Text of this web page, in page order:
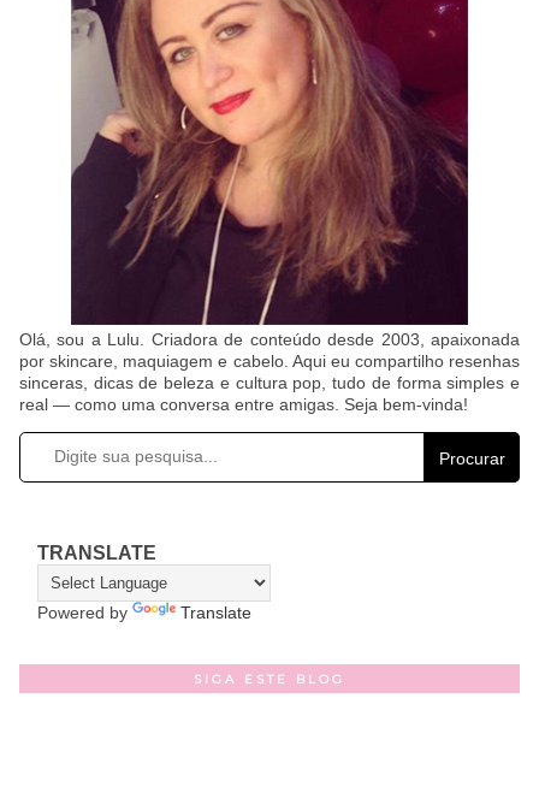
Olá, sou a Lulu. Criadora de conteúdo desde 2003, apaixonada
por skincare, maquiagem e cabelo. Aqui eu compartilho resenhas
sinceras, dicas de beleza e cultura pop, tudo de forma simples e
real — como uma conversa entre amigas. Seja bem-vinda!
Procurar
TRANSLATE
Powered by Translate
SIGA ESTE BLOG